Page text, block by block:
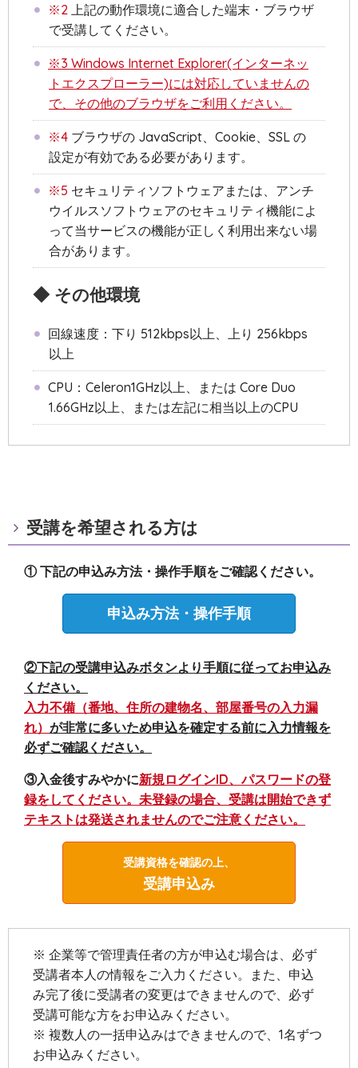
※2 上記の動作環境に適合した端末・ブラウザ
で受講してください。
※3 Windows Internet Explorer(インターネッ
トエクスプローラー)には対応していませんの
で、その他のブラウザをご利用ください。
※4 ブラウザの JavaScript、Cookie、SSL の
設定が有効である必要があります。
※5 セキュリティソフトウェアまたは、アンチ
ウイルスソフトウェアのセキュリティ機能によ
って当サービスの機能が正しく利用出来ない場
合があります。
◆ その他環境
回線速度：下り 512kbps以上、上り 256kbps
以上
CPU：Celeron1GHz以上、または Core Duo
1.66GHz以上、または左記に相当以上のCPU
受講を希望される方は
① 下記の申込み方法・操作手順をご確認ください。
申込み方法・操作手順
②下記の受講申込みボタンより手順に従ってお申込み
ください。
入力不備（番地、住所の建物名、部屋番号の入力漏
れ） が非常に多いため申込を確定する前に入力情報を
必ずご確認ください。
③入金後すみやかに新規ログインID、パスワードの登
録をしてください。未登録の場合、受講は開始できず
テキストは発送されませんのでご注意ください。
受講資格を確認の上、
受講申込み
※ 企業等で管理責任者の方が申込む場合は、必ず
受講者本人の情報をご入力ください。また、申込
み完了後に受講者の変更はできませんので、必ず
受講可能な方をお申込みください。
※ 複数人の一括申込みはできませんので、1名ずつ
お申込みください。